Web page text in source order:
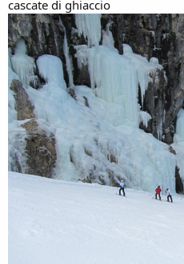
cascate di ghiaccio